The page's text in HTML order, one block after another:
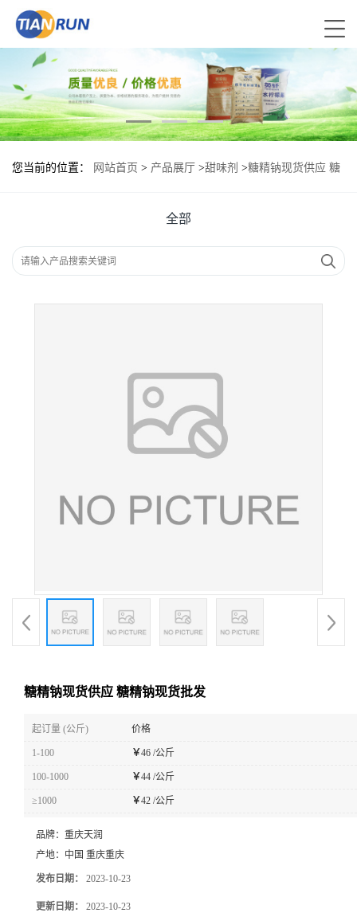
您当前的位置： 网站首页 > 产品展厅 >甜味剂 >糖精钠现货供应 糖
全部
糖精钠现货供应 糖精钠现货批发
起订量 (公斤) 价格
1-100 ￥46 /公斤
100-1000 ￥44 /公斤
≥1000 ￥42 /公斤
品牌： 重庆天润
产地： 中国 重庆重庆
发布日期： 2023-10-23
更新日期： 2023-10-23